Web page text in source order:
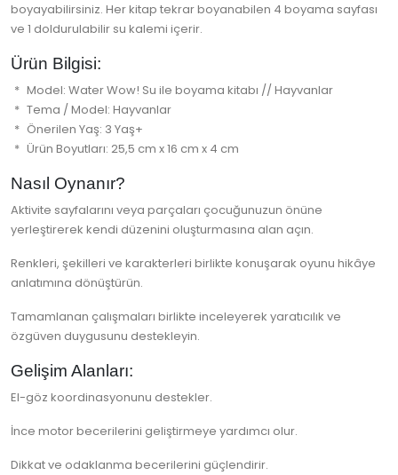
boyayabilirsiniz. Her kitap tekrar boyanabilen 4 boyama sayfası
ve 1 doldurulabilir su kalemi içerir.
Ürün Bilgisi:
Model: Water Wow! Su ile boyama kitabı // Hayvanlar
Tema / Model: Hayvanlar
Önerilen Yaş: 3 Yaş+
Ürün Boyutları: 25,5 cm x 16 cm x 4 cm
Nasıl Oynanır?
Aktivite sayfalarını veya parçaları çocuğunuzun önüne
yerleştirerek kendi düzenini oluşturmasına alan açın.
Renkleri, şekilleri ve karakterleri birlikte konuşarak oyunu hikâye
anlatımına dönüştürün.
Tamamlanan çalışmaları birlikte inceleyerek yaratıcılık ve
özgüven duygusunu destekleyin.
Gelişim Alanları:
El-göz koordinasyonunu destekler.
İnce motor becerilerini geliştirmeye yardımcı olur.
Dikkat ve odaklanma becerilerini güçlendirir.